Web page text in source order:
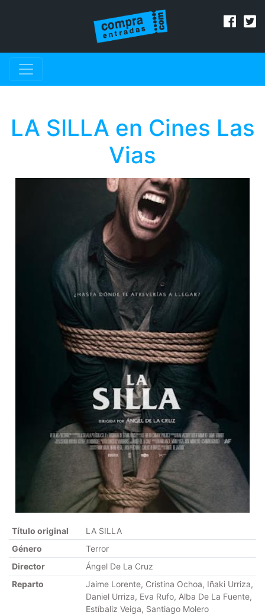
LA SILLA en Cines Las
Vias
Título original
LA SILLA
Género
Terror
Director
Ángel De La Cruz
Reparto
Jaime Lorente, Cristina Ochoa, Iñaki Urriza,
Daniel Urriza, Eva Rufo, Alba De La Fuente,
Estíbaliz Veiga, Santiago Molero